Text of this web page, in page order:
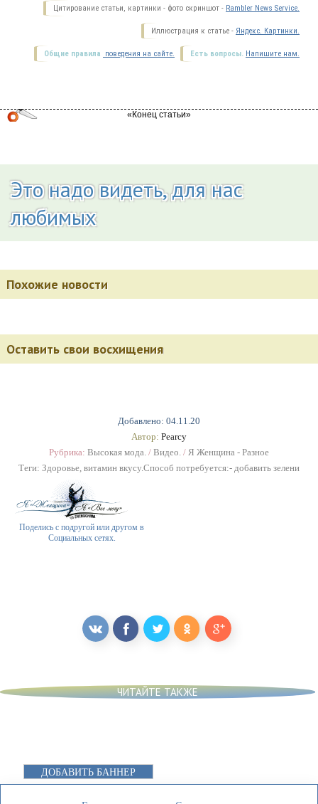
Добавлено: 04.11.20
Автор: Pearcy
Рубрика: Высокая мода. / Видео. / Я Женщина - Разное
Теги: Здоровье витамин вкусу.Способ потребуется:- добавить зелени
Поделись с подругой или другом в
Социальных сетях.
Цитирование статьи, картинки - фото скриншот - Rambler News Service.
Иллюстрация к статье - Яндекс. Картинки.
Есть вопросы. Напишите нам.
Общие правила поведения на сайте.
Это надо видеть, для нас
любимых
Похожие новости
Оставить свои восхищения
ЧИТАЙТЕ ТАКЖЕ
ДОБАВИТЬ БАННЕР